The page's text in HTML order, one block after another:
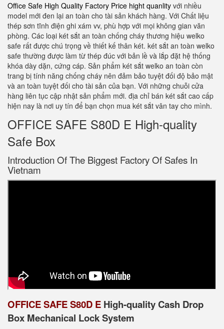
Office Safe High Quality Factory Price hight quanlity với nhiều
model mới đen lại an toàn cho tài sản khách hàng. Với Chất liệu
thép sơn tĩnh điện ghi xám vv, phù hợp với mọi không gian văn
phòng. Các loại két sắt an toàn chống cháy thương hiệu welko
safe rất được chú trọng về thiết kế thân két. két sắt an toàn welko
safe thường được làm từ thép đúc với bản lề và lắp đặt hệ thống
khóa dày dặn, cứng cáp. Sản phẩm két sắt welko an toàn còn
trang bị tính năng chống cháy nên đảm bảo tuyệt đối độ bảo mật
và an toàn tuyệt đối cho tài sản của bạn. Với những chuỗi cửa
hàng liên tục cập nhật sản phẩm mới. địa chỉ bán két sắt cao cấp
hiện nay là nơi uy tín để bạn chọn mua két sắt vân tay cho mình.
OFFICE SAFE S80D E High-quality
Safe Box
Introduction Of The Biggest Factory Of Safes In
Vietnam
OFFICE SAFE S80D E High-quality Cash Drop
Box Mechanical Lock System